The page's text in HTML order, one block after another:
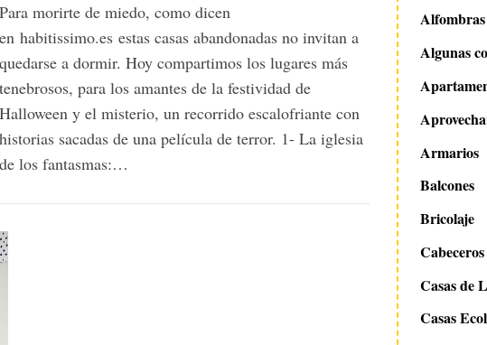
Para morirte de miedo, como dicen
en habitissimo.es estas casas abandonadas no invitan a
quedarse a dormir. Hoy compartimos los lugares más
tenebrosos, para los amantes de la festividad de
Halloween y el misterio, un recorrido escalofriante con
historias sacadas de una película de terror. 1- La iglesia
de los fantasmas:…
Algunas
Armarios
Balcones
Bricolaje
Cabeceros
Casas de
Casas